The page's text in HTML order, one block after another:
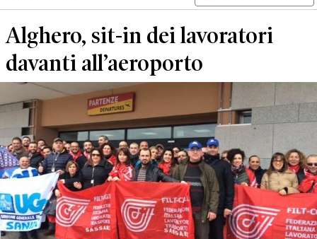
Alghero, sit-in dei lavoratori
davanti all’aeroporto